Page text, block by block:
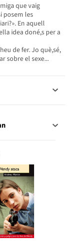
que vaig
posem les
En aquell
idea doné,s per a
de fer. Jo què,sé,
sobre el sexe...